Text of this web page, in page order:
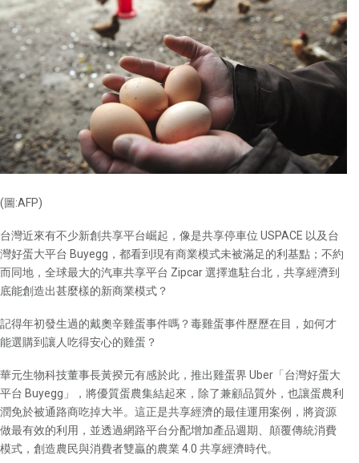
(圖:AFP)
台灣近來有不少新創共享平台崛起，像是共享停車位 USPACE 以及台
灣好蛋大平台 Buyegg，都看到現有商業模式未被滿足的利基點；不約
而同地，全球最大的汽車共享平台 Zipcar 選擇進駐台北，共享經濟到
底能創造出甚麼樣的新商業模式？
記得年初發生過的戴奧辛雞蛋事件嗎？毒雞蛋事件歷歷在目，如何才
能選購到讓人吃得安心的雞蛋？
華元生物科技董事長黃揆元有感於此，推出雞蛋界 Uber「台灣好蛋大
平台 Buyegg」，將優質蛋農集結起來，除了兼顧品質外，也讓蛋農利
潤免於被通路商吃掉大半。這正是共享經濟的最佳運用案例，將資源
做最有效的利用，並透過網路平台分配增加產品週期、顛覆傳統消費
模式，創造農民與消費者雙贏的農業 4.0 共享經濟時代。